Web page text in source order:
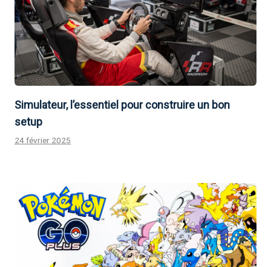
Simulateur, l’essentiel pour construire un bon
setup
24 février 2025